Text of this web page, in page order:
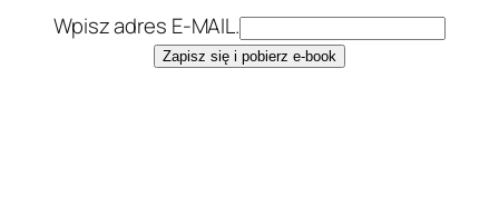
Wpisz adres E-MAIL.